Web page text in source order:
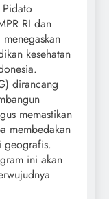
RI dan
kesehatan
dirancang
memastikan
membedakan
geografis.
ini akan